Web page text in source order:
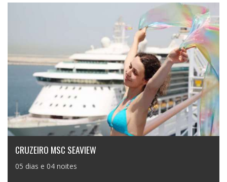
CRUZEIRO MSC SEAVIEW
05 dias e 04 noites